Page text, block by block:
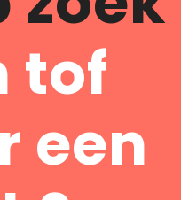
tof
een